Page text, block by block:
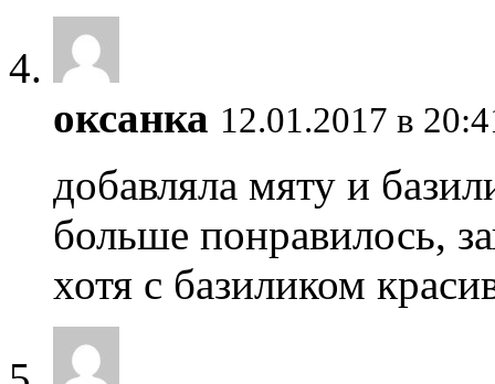
оксанка 12.01.2017 в
добавляла мяту и
больше понравилось,
хотя с базиликом